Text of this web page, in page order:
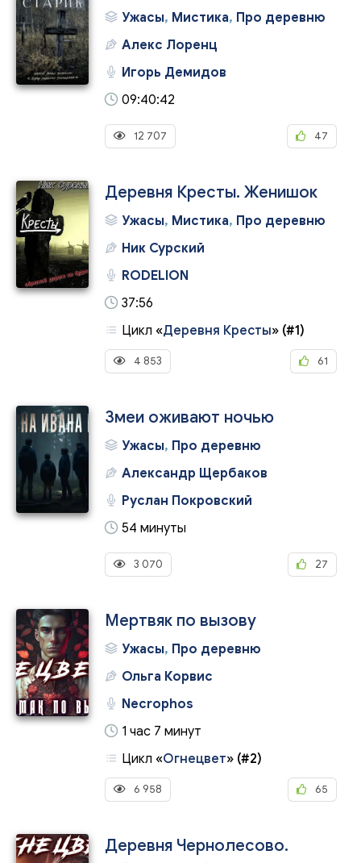
Ужасы, Мистика, Про деревню
Алекс Лоренц
Игорь Демидов
09:40:42
12 707 47
Деревня Кресты. Женишок
Ужасы, Мистика, Про деревню
Ник Сурский
RODELION
37:56
Цикл «Деревня Кресты» (#1)
4 853 61
Змеи оживают ночью
Ужасы, Про деревню
Александр Щербаков
Руслан Покровский
54 минуты
3 070 27
Мертвяк по вызову
Ужасы, Про деревню
Ольга Корвис
Necrophos
1 час 7 минут
Цикл «Огнецвет» (#2)
6 958 65
Деревня Чернолесово.